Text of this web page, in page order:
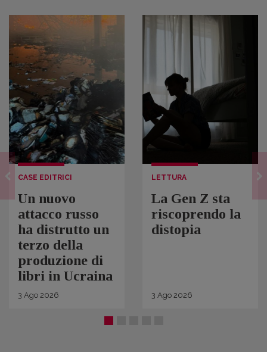
CASE EDITRICI
Un nuovo
attacco russo
ha distrutto un
terzo della
produzione di
libri in Ucraina
3 Ago 2026
LETTURA
La Gen Z sta
riscoprendo la
distopia
3 Ago 2026